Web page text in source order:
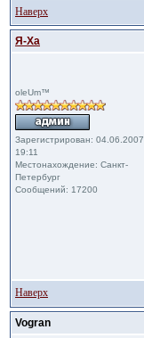
Наверх
Я-Ха
oleUm™
Зарегистрирован: 04.06.2007,
19:11
Местонахождение: Санкт-
Петербург
Сообщений: 17200
Наверх
Vogran